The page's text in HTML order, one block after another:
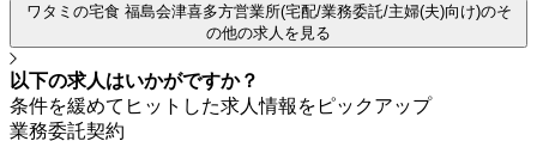
ワタミの宅食 福島会津喜多方営業所(宅配/業務委託/主婦(夫)向け)のそ
の他の求人を見る
以下の求人はいかがですか？
条件を緩めてヒットした求人情報をピックアップ
業務委託契約